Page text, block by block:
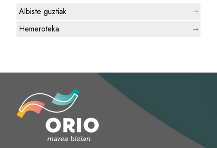
Albiste guztiak
Hemeroteka